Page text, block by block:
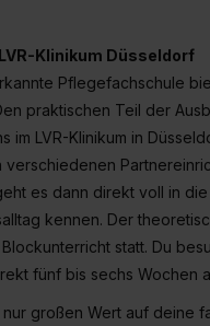
Klinikum Düsseldorf
Pflegefachschule
praktischen Teil der
im LVR-Klinikum in
es dann direkt voll in
kennen. Der
statt. Du
fünf bis sechs Wochen
großen Wert auf deine